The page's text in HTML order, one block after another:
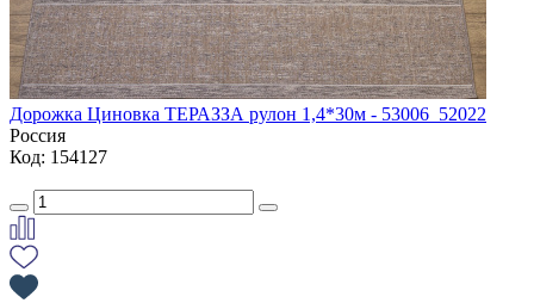
Дорожка Циновка ТЕРАЗЗА рулон 1,4*30м - 53006_52022
Россия
Код: 154127